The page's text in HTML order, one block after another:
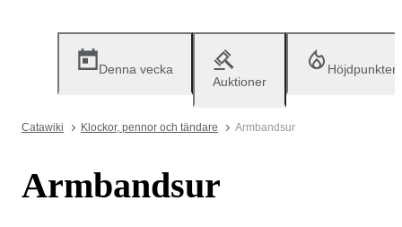
Denna vecka
Auktioner
Höjdpunkter
Catawiki Klockor, pennor och tändare Armbandsur
Armbandsur